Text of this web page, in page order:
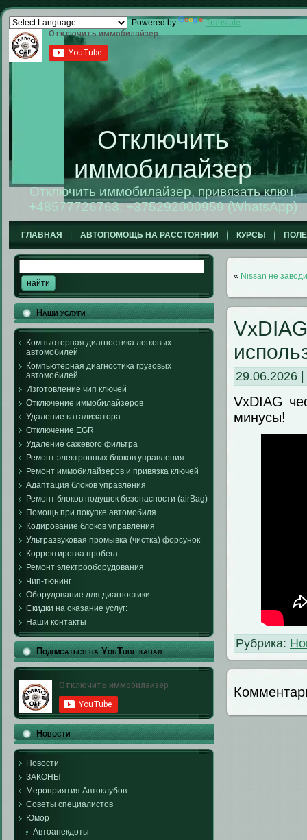
Powered by Translate
Отключить
иммобилайзер
Отключить иммобилайзер, привязать ключ,
+48577726763, +375292000959 (WhatsApp)
ГЛАВНАЯ АВТОПОМОЩЬ НА РАССТОЯНИИ КУРСЫ
Наши услуги
Компьютерная диагностика легковых
автомобилей
Компьютерная диагностика грузовых
автомобилей
Изготовление чип ключей
Отключение иммобилайзеров
Удаление катализатора
Отключение EGR
Удаление сажевого фильтра
Ремонт электронных блоков управления
Ремонт иммобилайзеров и привязка ключей
Адаптация блоков управления
Ремонт блоков подушек безопасности (airBag)
Помощь при покупке автомобиля
Кодирование блоков управления
Ультразвуковая промывка (чистка) форсунок
Корректировка пробега
Ремонт электрооборудования
Чип-тюнинг
Оборудование для диагностики
Скидки на оказание услуг:
Наши контакты
Подписаться на YouTube канал
Новости
Новости
ЗАКОНЫ
Мероприятия Автоклубов
Советы специалистов
Юмор
Автоанекдоты
« Nissan не
29.06.2026
VxDIAG
минусы!
Рубрика: